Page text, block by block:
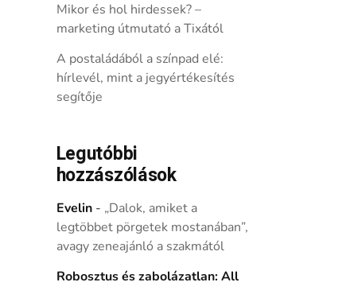
Mikor és hol hirdessek? –
marketing útmutató a Tixától
A postaládából a színpad elé:
hírlevél, mint a jegyértékesítés
segítője
Legutóbbi
hozzászólások
Evelin- „Dalok, amiket a
legtöbbet pörgetek mostanában”,
avagy zeneajánló a szakmától
Robosztus és zabolázatlan: All